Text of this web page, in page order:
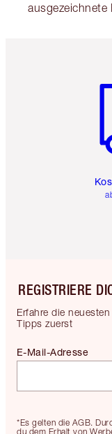
ausgezeichnete
REGISTRIERE
Erfahre die
Tipps zuerst
*Es gelten die AGB.
du dem Erhalt von
E-Mail-Adresse